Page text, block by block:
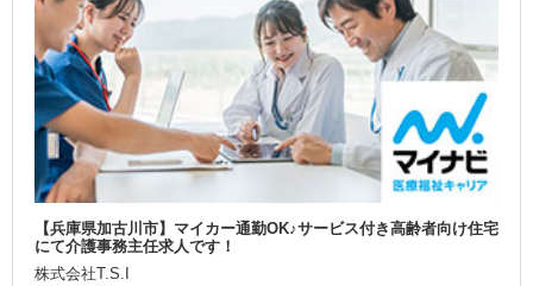
【兵庫県加古川市】マイカー通勤OK♪サービス付き高齢者向け住宅
にて介護事務主任求人です！
株式会社T.S.I